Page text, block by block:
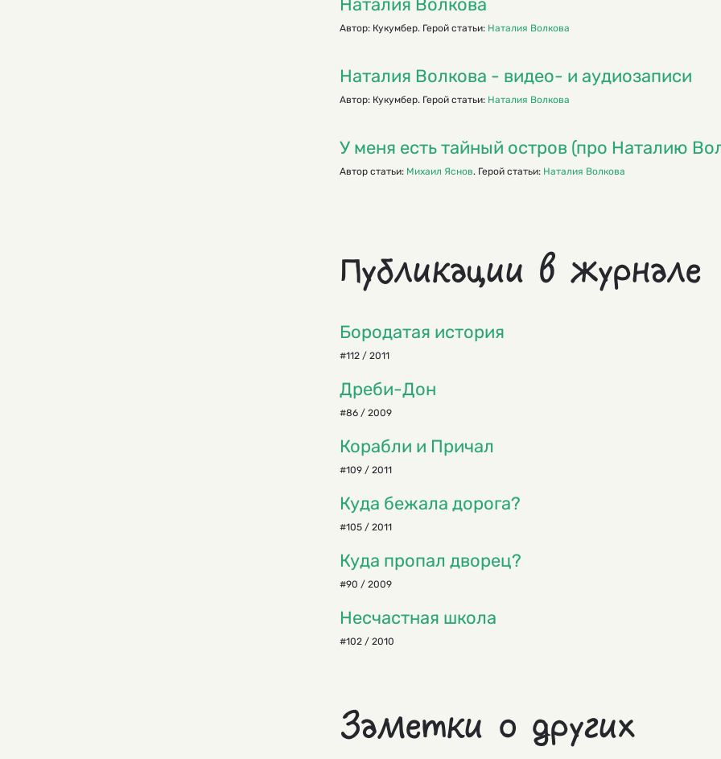
Наталия Волкова
Автор: Кукумбер. Герой статьи: Наталия Волкова
Наталия Волкова - видео- и аудиозаписи
Автор: Кукумбер. Герой статьи: Наталия Волкова
У меня есть тайный остров (про Наталию
Автор статьи: Михаил Яснов. Герой статьи: Наталия Волкова
Публикации в журнале
Бородатая история
#112 / 2011
Дреби-Дон
#86 / 2009
Корабли и Причал
#109 / 2011
Куда бежала дорога?
#105 / 2011
Куда пропал дворец?
#90 / 2009
Несчастная школа
#102 / 2010
Заметки о других